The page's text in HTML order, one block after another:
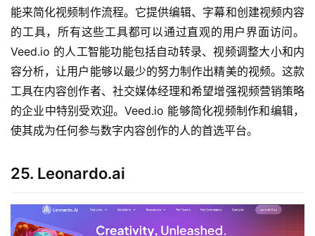
能来简化视频制作流程。它提供编辑、字幕和创建视频内容
的工具，所有这些工具都可以通过直观的用户界面访问。
Veed.io 的人工智能功能包括自动转录、视频调整大小和内
容分析，让用户能够以最少的努力制作出精美的视频。这款
工具在内容创作者、社交媒体经理和希望增强视频营销策略
的企业中特别受欢迎。Veed.io 能够简化视频制作和编辑，
使其成为任何参与数字内容创作的人的首选平台。
25. Leonardo.ai